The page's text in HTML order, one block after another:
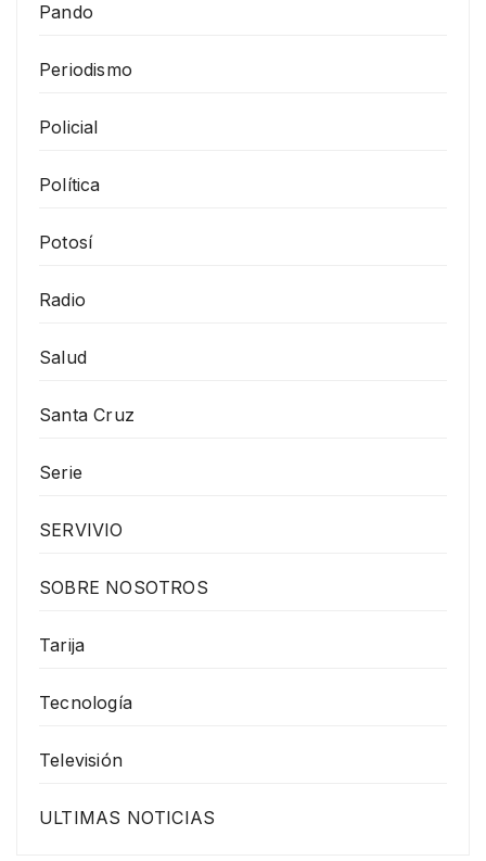
Pando
Periodismo
Policial
Política
Potosí
Radio
Salud
Santa Cruz
Serie
SERVIVIO
SOBRE NOSOTROS
Tarija
Tecnología
Televisión
ULTIMAS NOTICIAS